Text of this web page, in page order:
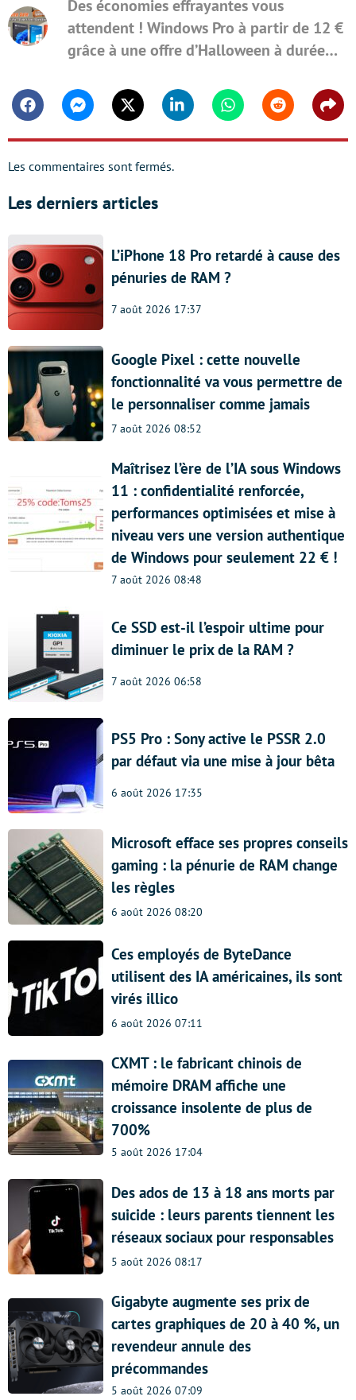
Des économies effrayantes vous
attendent ! Windows Pro à partir de 12 €
grâce à une offre d’Halloween à durée
FacebookMessengerTwitter Linkedin WhatsappReddit
Les commentaires sont fermés.
Les derniers articles
L’iPhone 18 Pro retardé à cause des
pénuries de RAM ?
7 août 2026 17:37
Google Pixel : cette nouvelle
fonctionnalité va vous permettre de
le personnaliser comme jamais
7 août 2026 08:52
Maîtrisez l’ère de l’IA sous Windows
11 : confidentialité renforcée,
performances optimisées et mise à
niveau vers une version authentique
de Windows pour seulement 22 € !
7 août 2026 08:48
Ce SSD est-il l’espoir ultime pour
diminuer le prix de la RAM ?
7 août 2026 06:58
PS5 Pro : Sony active le PSSR 2.0
par défaut via une mise à jour bêta
6 août 2026 17:35
Microsoft efface ses propres conseils
gaming : la pénurie de RAM change
les règles
6 août 2026 08:20
Ces employés de ByteDance
utilisent des IA américaines, ils sont
virés illico
6 août 2026 07:11
CXMT : le fabricant chinois de
mémoire DRAM affiche une
croissance insolente de plus de
700%
5 août 2026 17:04
Des ados de 13 à 18 ans morts par
suicide : leurs parents tiennent les
réseaux sociaux pour responsables
5 août 2026 08:17
Gigabyte augmente ses prix de
cartes graphiques de 20 à 40 %, un
revendeur annule des
précommandes
5 août 2026 07:09